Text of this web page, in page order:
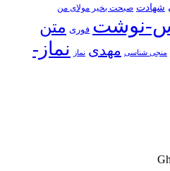
شهادت صبحت بخیر مولای من
نوشت فوری متن
منجی شناسی مهدی نماز
نماز-